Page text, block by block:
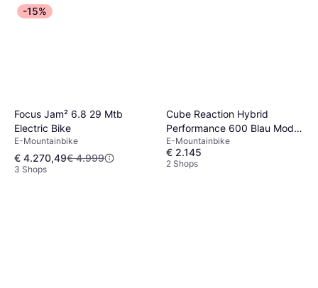
-15%
Focus Jam² 6.8 29 Mtb
Electric Bike
E-Mountainbike
€ 4.270,49€ 4.999
3 Shops
Cube Reaction Hybrid
Performance 600 Blau Modell
2026 Unisex
E-Mountainbike
€ 2.145
2 Shops